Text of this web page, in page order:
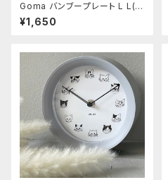
Goma バンブープレート L L(Di
amond shape)
¥1,650